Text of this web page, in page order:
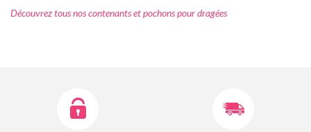
Découvrez tous nos contenants et pochons pour dragées